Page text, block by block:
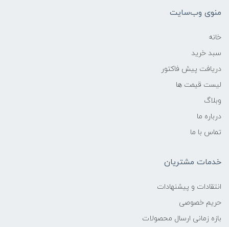
منوی وب‌سایت
خانه
سبد خرید
دریافت پیش فاکتور
لیست قیمت ها
وبلاگ
درباره ما
تماس با ما
خدمات مشتریان
انتقادات و پیشنهادات
حریم خصوصی
بازه زمانی ارسال محصولات